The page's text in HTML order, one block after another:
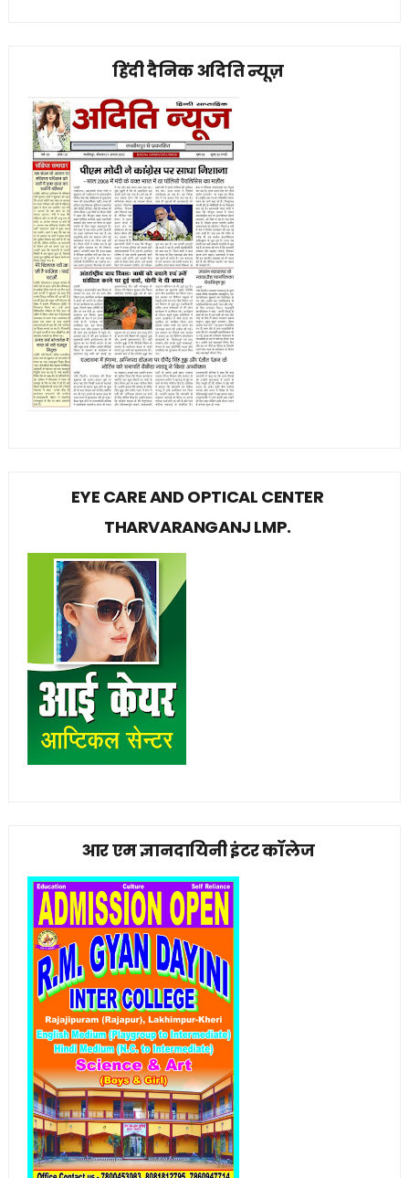
हिंदी दैनिक अदिति न्यूज़
EYE CARE AND OPTICAL CENTER
THARVARANGANJ LMP.
आर एम ज्ञानदायिनी इंटर कॉलेज